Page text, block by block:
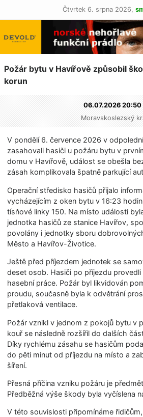
Čtvrtek 6. srpna 2026,
Požár bytu v Havířově způsobil
korun
06.07.2026 20:50
Moravskoslezský
V pondělí 6. července 2026 v
zasahovali hasiči u požáru bytu v
domu v Havířově, událost se obešla
zásah komplikovala špatně parkující
Operační středisko hasičů přijalo
vycházejícím z oken bytu v 16:23
tísňové linky 150. Na místo události
jednotka hasičů ze stanice Havířov,
povolány i jednotky sboru
Město a Havířov-Životice.
Ještě před příjezdem jednotek se
deset osob. Hasiči po příjezdu provedli
hasební práce. Požár byl likvidován
proudu, současně byla k odvětrání
přetlaková ventilace.
Požár vznikl v jednom z pokojů bytu v
kouř se následně rozšířil do dalších
Díky rychlému zásahu se hasičům
do pěti minut od příjezdu na místo a
šíření.
Přesná příčina vzniku požáru je
Předběžná výše škody byla vyčíslena
V této souvislosti připomínáme